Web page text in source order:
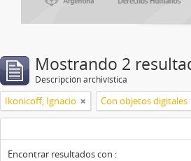
Mostrando 2
Descripción archivística
Ikonicoff, Ignacio Con objetos digitales
Encontrar resultados con :